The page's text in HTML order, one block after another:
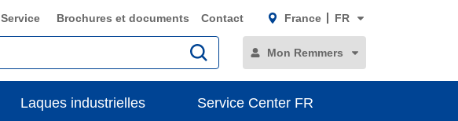
Service Brochures et documents Contact France FR
Mon Remmers
Laques industrielles Service Center FR